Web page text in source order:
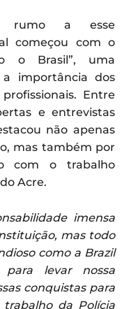
rumo a esse
começou com o
o Brasil”, uma
importância dos
Entre
e entrevistas
não apenas
mas também por
com o trabalho
Acre.
imensa
mas todo
como a Brazil
para levar nossa
conquistas para
da Polícia